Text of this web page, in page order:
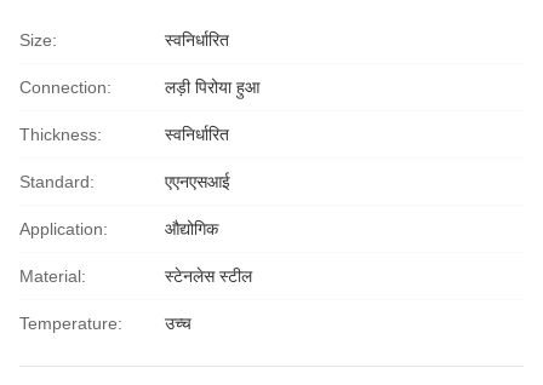
Size: स्वनिर्धारित
Connection: लड़ी पिरोया हुआ
Thickness: स्वनिर्धारित
Standard: एएनएसआई
Application: औद्योगिक
Material: स्टेनलेस स्टील
Temperature: उच्च